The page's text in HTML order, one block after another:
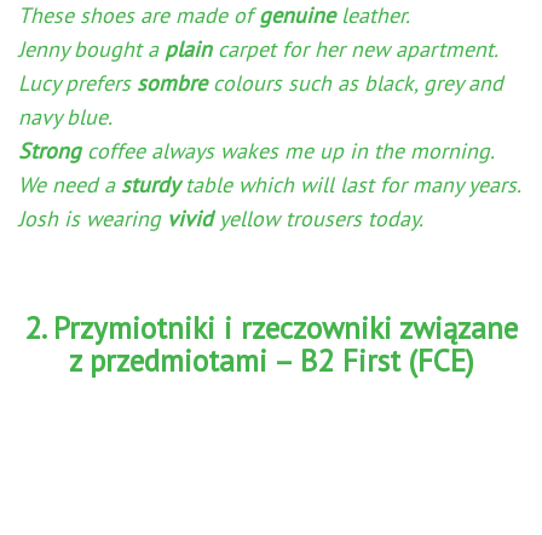
These shoes are made ofgenuineleather.
Jenny bought a plaincarpet for her new apartment.
Lucy prefers sombrecolours such as black, grey and
navy blue.
Strongcoffee always wakes me up in the morning.
We need a sturdytable which will last for many years.
Josh is wearing vividyellow trousers today.
2. Przymiotniki i rzeczowniki związane
z przedmiotami – B2 First (FCE)